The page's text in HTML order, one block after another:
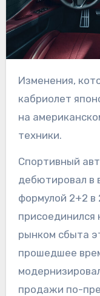
Изменения, которые получили купе и
кабриолет
на
техники.
Спортивный
дебютировал в
формулой 2+2 в
присоединился
рынком сбыта
прошедшее
продажи по-